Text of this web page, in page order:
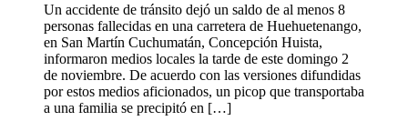
Un accidente de tránsito dejó un saldo de al menos 8
personas fallecidas en una carretera de Huehuetenango,
en San Martín Cuchumatán, Concepción Huista,
informaron medios locales la tarde de este domingo 2
de noviembre. De acuerdo con las versiones difundidas
por estos medios aficionados, un picop que transportaba
a una familia se precipitó en […]